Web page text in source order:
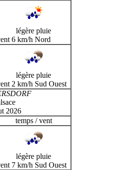
légère pluie
6 km/h Nord
légère pluie
2 km/h Sud Ouest
2026
temps / vent
légère pluie
7 km/h Sud Ouest